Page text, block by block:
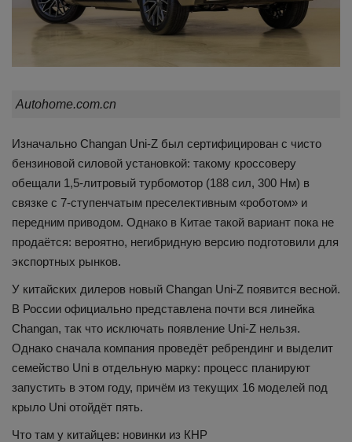
Autohome.com.cn
Изначально Changan Uni-Z был сертифицирован с чисто
бензиновой силовой установкой: такому кроссоверу
обещали 1,5-литровый турбомотор (188 сил, 300 Нм) в
связке с 7-ступенчатым преселективным «роботом» и
передним приводом. Однако в Китае такой вариант пока не
продаётся: вероятно, негибридную версию подготовили для
экспортных рынков.
У китайских дилеров новый Changan Uni-Z появится весной.
В России официально представлена почти вся линейка
Changan, так что исключать появление Uni-Z нельзя.
Однако сначала компания проведёт ребрендинг и выделит
семейство Uni в отдельную марку: процесс планируют
запустить в этом году, причём из текущих 16 моделей под
крыло Uni отойдёт пять.
Что там у китайцев: новинки из КНР